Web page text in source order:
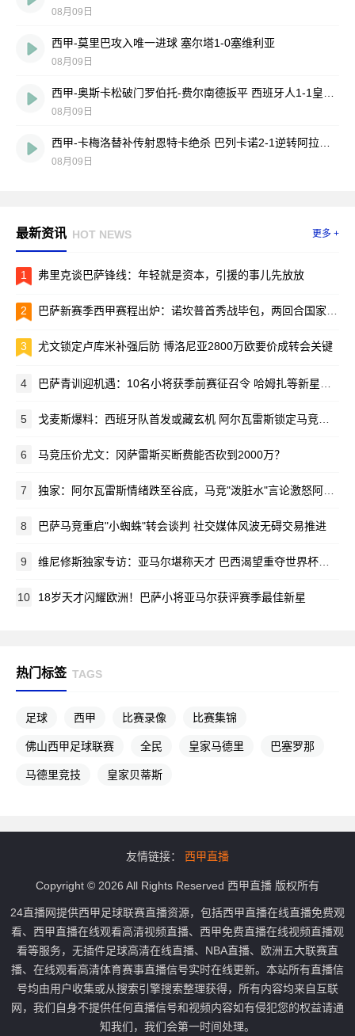
08月09日
西甲-莫里巴攻入唯一进球 塞尔塔1-0塞维利亚
08月09日
08月09日
08月09日
最新资讯 HOT NEWS 更多 +
1 弗里克谈巴萨锋线：年轻就是资本，引援的事儿先放放
2 巴萨新赛季西甲赛程出炉：诺坎普首秀战毕包，两回合国家德比引爆焦点
3 尤文锁定卢库米补强后防 博洛尼亚2800万欧要价成转会关键
4 巴萨青训迎机遇：10名小将获季前赛征召令 哈姆扎等新星在列
5 戈麦斯爆料：西班牙队首发或藏玄机 阿尔瓦雷斯锁定马竞新赛季蓝图
6 马竞压价尤文：冈萨雷斯买断费能否砍到2000万？
7 独家：阿尔瓦雷斯情绪跌至谷底，马竞"泼脏水"言论激怒阿根廷新星
8 巴萨马竞重启"小蜘蛛"转会谈判 社交媒体风波无碍交易推进
9 维尼修斯独家专访：亚马尔堪称天才 巴西渴望重夺世界杯荣耀
10 18岁天才闪耀欧洲！巴萨小将亚马尔获评赛季最佳新星
热门标签 TAGS
足球 西甲 比赛录像 比赛集锦
佛山西甲足球联赛 全民 皇家马德里 巴塞罗那
马德里竞技 皇家贝蒂斯
友情链接： 西甲直播
Copyright © 2026 All Rights Reserved 西甲直播 版权所有
24直播网提供西甲足球联赛直播资源，包括西甲直播在线直播免费观
看、西甲直播在线观看高清视频直播、西甲免费直播在线视频直播观
看等服务，无插件足球高清在线直播、NBA直播、欧洲五大联赛直
播、在线观看高清体育赛事直播信号实时在线更新。本站所有直播信
号均由用户收集或从搜索引擎搜索整理获得，所有内容均来自互联
网，我们自身不提供任何直播信号和视频内容如有侵犯您的权益请通
知我们，我们会第一时间处理。